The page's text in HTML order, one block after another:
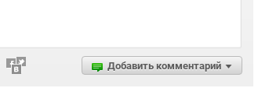
Добавить комментарий